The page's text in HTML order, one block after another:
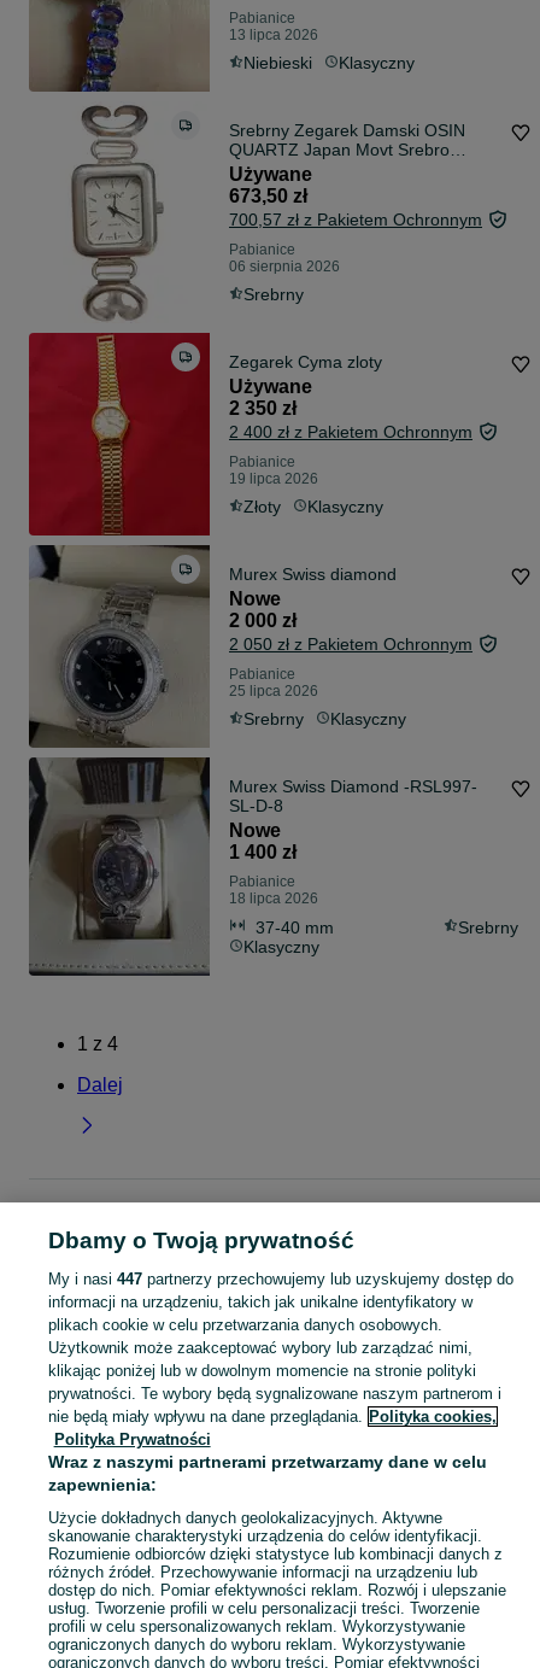
Pabianice
13 lipca 2026
Niebieski Klasyczny
Srebrny Zegarek Damski OSIN
QUARTZ Japan Movt Srebro
PR.925 44,90g.
Używane
673,50 zł
700,57 zł z Pakietem Ochronnym
Pabianice
06 sierpnia 2026
Srebrny
Zegarek Cyma zloty
Używane
2 350 zł
2 400 zł z Pakietem Ochronnym
Pabianice
19 lipca 2026
Złoty Klasyczny
Murex Swiss diamond
Nowe
2 000 zł
2 050 zł z Pakietem Ochronnym
Pabianice
25 lipca 2026
Srebrny Klasyczny
Murex Swiss Diamond -RSL997-
SL-D-8
Nowe
1 400 zł
Pabianice
18 lipca 2026
37-40 mm
Srebrny
Klasyczny
1 z 4
Dalej
Zegarki damskie - Pabianice
KATEGORIA
Szeroki wybór zegarków damskich Pabianice ▶️ klasyczne, sportowe, złote i srebrne ✅ Nowe i używane w atrakcyjnych cenach ✌ Sprawdź oferty na OLX.pl! Zobacz
Mapa kategorii
Mapa miejscowości
Mapa ministron
Popularne wyszukiwania
Dbamy o Twoją prywatność
My i nasi 447partnerzy przechowujemy lub uzyskujemy dostęp do
informacji na urządzeniu, takich jak unikalne identyfikatory w
plikach cookie w celu przetwarzania danych osobowych.
Użytkownik może zaakceptować wybory lub zarządzać nimi,
klikając poniżej lub w dowolnym momencie na stronie polityki
prywatności. Te wybory będą sygnalizowane naszym partnerom i
nie będą miały wpływu na dane przeglądania. Polityka cookies,
Polityka Prywatności
Wraz z naszymi partnerami przetwarzamy dane w celu
zapewnienia:
Użycie dokładnych danych geolokalizacyjnych. Aktywne
skanowanie charakterystyki urządzenia do celów identyfikacji.
Rozumienie odbiorców dzięki statystyce lub kombinacji danych z
różnych źródeł. Przechowywanie informacji na urządzeniu lub
dostęp do nich. Pomiar efektywności reklam. Rozwój i ulepszanie
usług. Tworzenie profili w celu personalizacji treści. Tworzenie
profili w celu spersonalizowanych reklam. Wykorzystywanie
ograniczonych danych do wyboru reklam. Wykorzystywanie
ograniczonych danych do wyboru treści. Pomiar efektywności